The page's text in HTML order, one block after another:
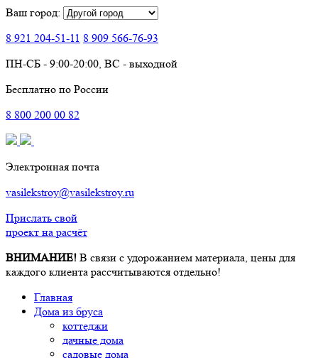
Ваш город:
8 921 204-51-11 8 909 566-76-93
ПН-СБ - 9:00-20:00, ВС - выходной
Бесплатно по России
8 800 200 00 82
Электронная почта
vasilekstroy@vasilekstroy.ru
Прислать свой
проект на расчёт
ВНИМАНИЕ! В связи с удорожанием материала, цены для
каждого клиента рассчитываются отдельно!
Главная
Дома из бруса
коттеджи
дачные дома
садовые дома